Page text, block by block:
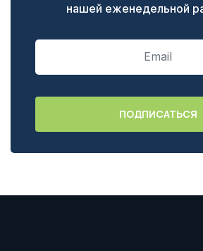
нашей еженедельной